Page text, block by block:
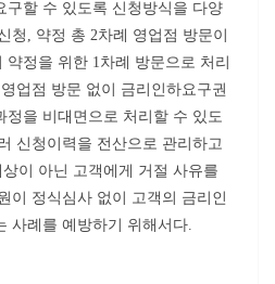
구할 수 있도록 신청방식을 다양
청, 약정 총 2차례 영업점 방문이
약정을 위한 1차례 방문으로 처리
업점 방문 없이 금리인하요구권
정을 비대면으로 처리할 수 있도
신청이력을 전산으로 관리하고
이 아닌 고객에게 거절 사유를
이 정식심사 없이 고객의 금리인
사례를 예방하기 위해서다.